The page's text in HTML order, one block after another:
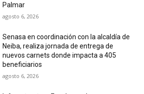
Palmar
agosto 6, 2026
Senasa en coordinación con la alcaldía de
Neiba, realiza jornada de entrega de
nuevos carnets donde impacta a 405
beneficiarios
agosto 6, 2026